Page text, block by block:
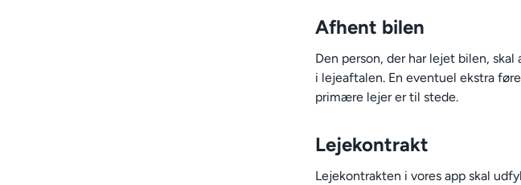
Afhent bilen
Den person, der har lejet bilen,
i lejeaftalen. En eventuel ekstra
primære lejer er til stede.
Lejekontrakt
Lejekontrakten i vores app skal